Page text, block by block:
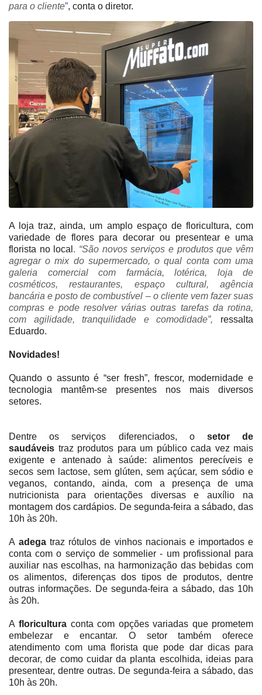
para o cliente”, conta o diretor.
A loja traz, ainda, um amplo espaço de floricultura, com
variedade de flores para decorar ou presentear e uma
florista no local . “São novos serviços e produtos que vêm
agregar o mix do supermercado, o qual conta com uma
galeria comercial com farmácia, lotérica, loja de
cosméticos, restaurantes, espaço cultural, agência
bancária e posto de combustível – o cliente vem fazer suas
compras e pode resolver várias outras tarefas da rotina,
com agilidade, tranquilidade e comodidade”, ressalta
Eduardo.
Novidades!
Quando o assunto é “ser fresh”, frescor, modernidade e
tecnologia mantêm-se presentes nos mais diversos
setores.
Dentre os serviços diferenciados, o setor de
saudáveis traz produtos para um público cada vez mais
exigente e antenado à saúde: alimentos perecíveis e
secos sem lactose, sem glúten, sem açúcar, sem sódio e
veganos, contando, ainda, com a presença de uma
nutricionista para orientações diversas e auxílio na
montagem dos cardápios. De segunda-feira a sábado, das
10h às 20h.
Aadegatraz rótulos de vinhos nacionais e importados e
conta com o serviço de sommelier - um profissional para
auxiliar nas escolhas, na harmonização das bebidas com
os alimentos, diferenças dos tipos de produtos, dentre
outras informações. De segunda-feira a sábado, das 10h
às 20h.
Afloricultura conta com opções variadas que prometem
embelezar e encantar. O setor também oferece
atendimento com uma florista que pode dar dicas para
decorar, de como cuidar da planta escolhida, ideias para
presentear, dentre outras. De segunda-feira a sábado, das
10h às 20h.